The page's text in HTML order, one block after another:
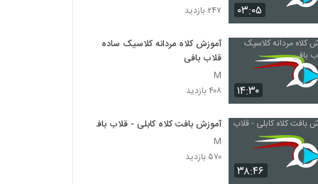
۰۳:۰۵
۲۴۷ بازدید
۱۴:۳۰
آموزش کلاه مردانه کلاسیک ساده
قلاب بافی
M
۴۰۸ بازدید
۳۸:۴۶
آموزش بافت کلاه کابلی - قلاب بافی
M
۵۷۰ بازدید